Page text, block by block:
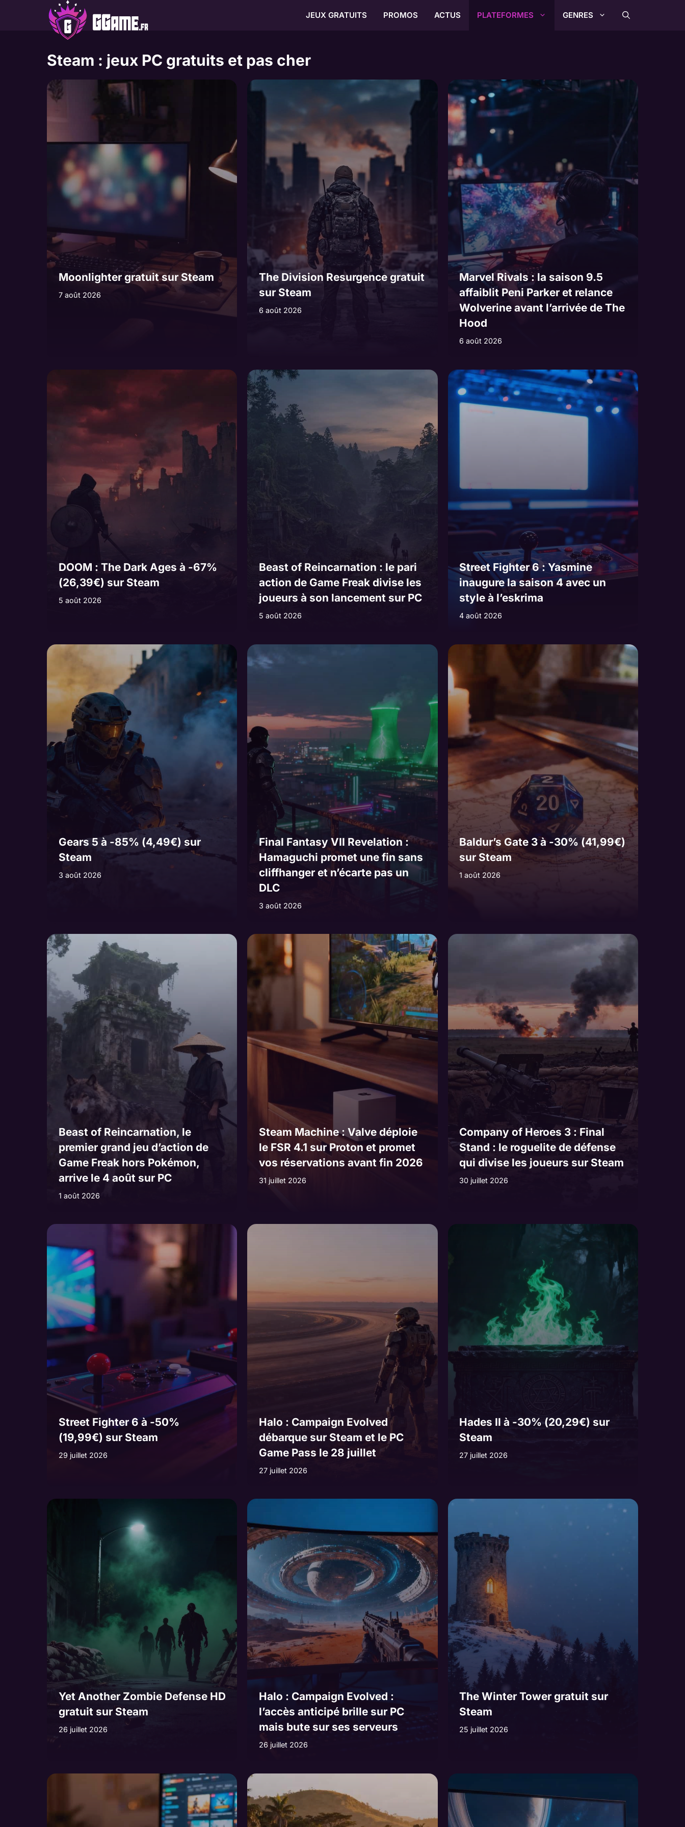
JEUX GRATUITS PROMOS ACTUS PLATEFORMES GENRES
Steam : jeux PC gratuits et pas cher
Moonlighter gratuit sur Steam
7 août 2026
The Division Resurgence gratuit
sur Steam
6 août 2026
Marvel Rivals : la saison 9.5
affaiblit Peni Parker et relance
Wolverine avant l’arrivée de The
Hood
6 août 2026
DOOM : The Dark Ages à -67%
(26,39€) sur Steam
5 août 2026
Beast of Reincarnation : le pari
action de Game Freak divise les
joueurs à son lancement sur PC
5 août 2026
Street Fighter 6 : Yasmine
inaugure la saison 4 avec un
style à l’eskrima
4 août 2026
Gears 5 à -85% (4,49€) sur
Steam
3 août 2026
Final Fantasy VII Revelation :
Hamaguchi promet une fin sans
cliffhanger et n’écarte pas un
DLC
3 août 2026
Baldur’s Gate 3 à -30% (41,99€)
sur Steam
1 août 2026
Beast of Reincarnation, le
premier grand jeu d’action de
Game Freak hors Pokémon,
arrive le 4 août sur PC
1 août 2026
Steam Machine : Valve déploie
le FSR 4.1 sur Proton et promet
vos réservations avant fin 2026
31 juillet 2026
Company of Heroes 3 : Final
Stand : le roguelite de défense
qui divise les joueurs sur Steam
30 juillet 2026
Street Fighter 6 à -50%
(19,99€) sur Steam
29 juillet 2026
Halo : Campaign Evolved
débarque sur Steam et le PC
Game Pass le 28 juillet
27 juillet 2026
Hades II à -30% (20,29€) sur
Steam
27 juillet 2026
Yet Another Zombie Defense HD
gratuit sur Steam
26 juillet 2026
Halo : Campaign Evolved :
l’accès anticipé brille sur PC
mais bute sur ses serveurs
26 juillet 2026
The Winter Tower gratuit sur
Steam
25 juillet 2026